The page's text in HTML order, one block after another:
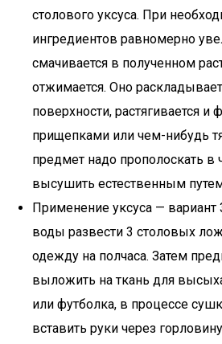
столового уксуса. При
ингредиентов равномерно
смачивается в полученном
отжимается. Оно
поверхности, растягивается и
прищепками или чем-нибудь
предмет надо прополоскать в
высушить естественным
Применение уксуса — вариант
воды развести 3 столовых
одежду на полчаса. Затем
выложить на ткань для
или футболка, в процессе
вставить руки через